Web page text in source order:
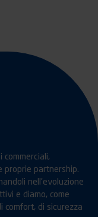
commerciali,
proprie partnership.
nell’evoluzione
e diamo, come
comfort, di sicurezza